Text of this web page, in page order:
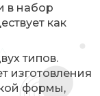
в набор
как
типов.
изготовления
формы,